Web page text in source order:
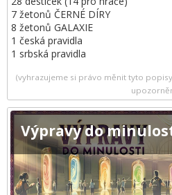
7 žetonů ČERNÉ DÍRY
8 žetonů GALAXIE
1 česká pravidla
1 srbská pravidla
(vyhrazujeme si právo měnit tyto
Výpravy do